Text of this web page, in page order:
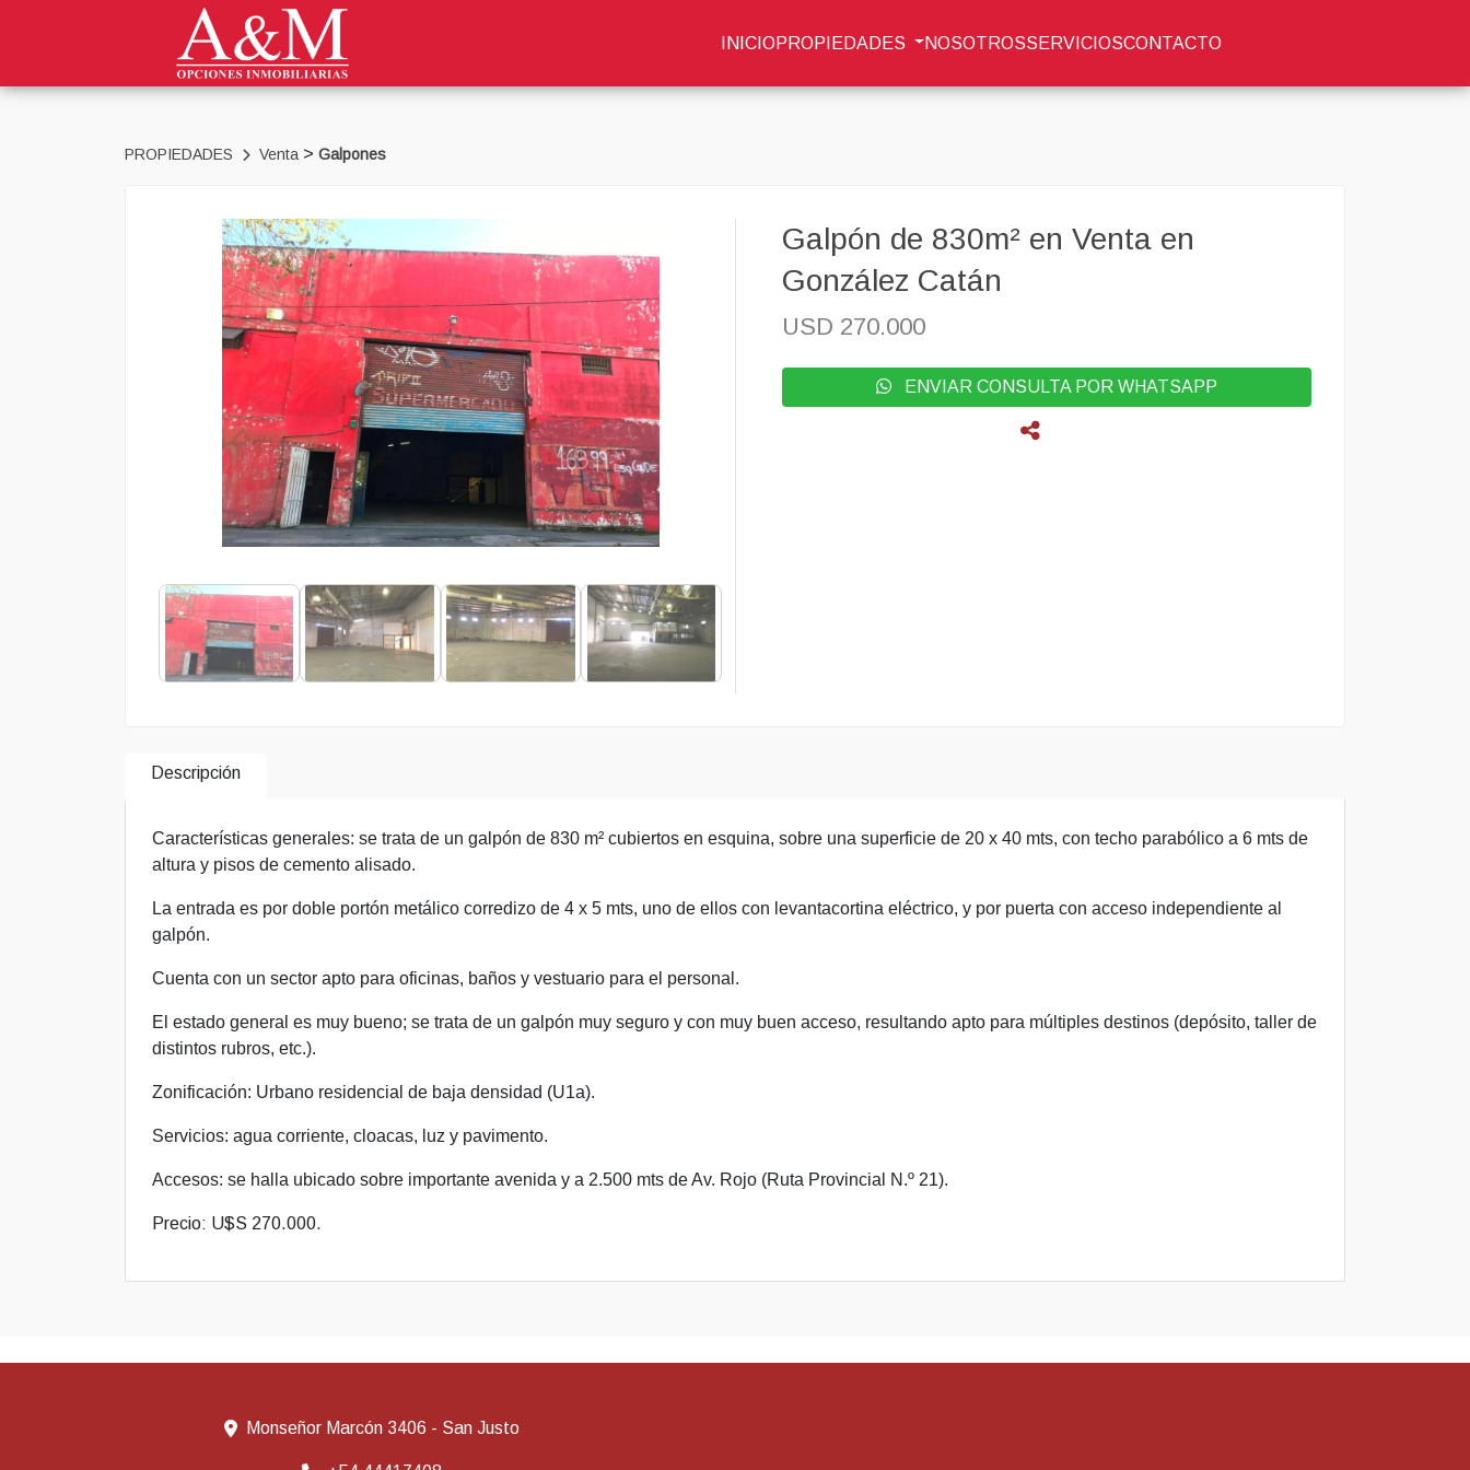
INICIO PROPIEDADES NOSOTROSSERVICIOSCONTACTO
PROPIEDADES Venta > Galpones
Galpón de 830m² en Venta en
González Catán
USD 270.000
ENVIAR CONSULTA POR WHATSAPP
Descripción
Características generales: se trata de un galpón de 830 m² cubiertos en esquina, sobre una superficie de 20 x 40 mts, con techo parabólico a 6 mts de
altura y pisos de cemento alisado.
La entrada es por doble portón metálico corredizo de 4 x 5 mts, uno de ellos con levantacortina eléctrico, y por puerta con acceso independiente al
galpón.
Cuenta con un sector apto para oficinas, baños y vestuario para el personal.
El estado general es muy bueno; se trata de un galpón muy seguro y con muy buen acceso, resultando apto para múltiples destinos (depósito, taller de
distintos rubros, etc.).
Zonificación: Urbano residencial de baja densidad (U1a).
Servicios: agua corriente, cloacas, luz y pavimento.
Accesos: se halla ubicado sobre importante avenida y a 2.500 mts de Av. Rojo (Ruta Provincial N.º 21).
Precio: U$S 270.000.
Monseñor Marcón 3406 - San Justo